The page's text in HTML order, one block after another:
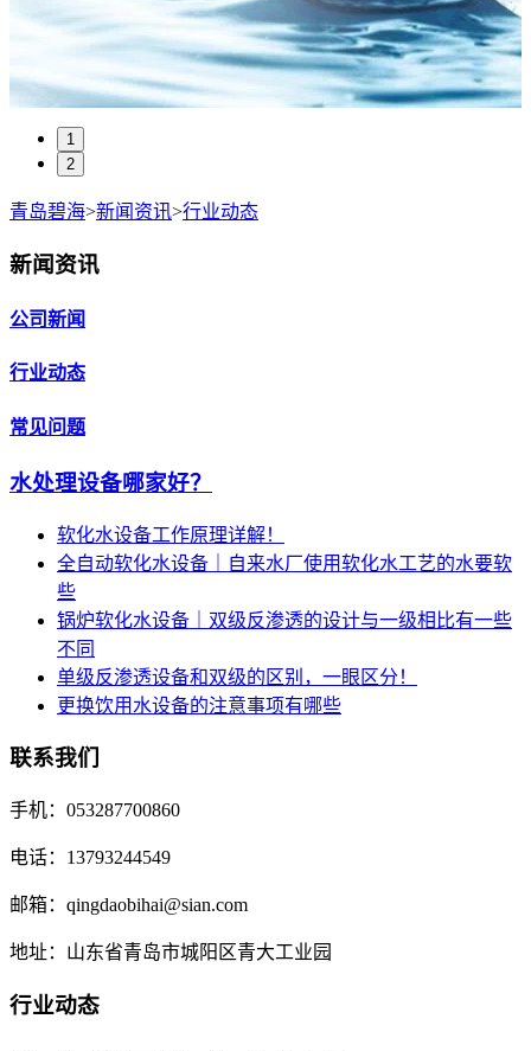
1
2
青岛碧海>新闻资讯>行业动态
新闻资讯
公司新闻
行业动态
常见问题
水处理设备哪家好？
软化水设备工作原理详解！
全自动软化水设备｜自来水厂使用软化水工艺的水要软
些
锅炉软化水设备｜双级反渗透的设计与一级相比有一些
不同
单级反渗透设备和双级的区别，一眼区分！
更换饮用水设备的注意事项有哪些
联系我们
手机：053287700860
电话：13793244549
邮箱：qingdaobihai@sian.com
地址：山东省青岛市城阳区青大工业园
行业动态